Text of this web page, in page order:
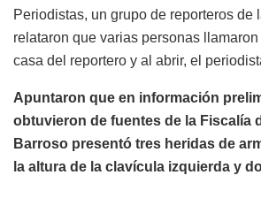
Periodistas, un grupo de reporteros de
relataron que varias personas
casa del reportero y al abrir, el
Apuntaron que en información
obtuvieron de fuentes de la Fiscalía
Barroso presentó tres heridas de
la altura de la clavícula izquierda y